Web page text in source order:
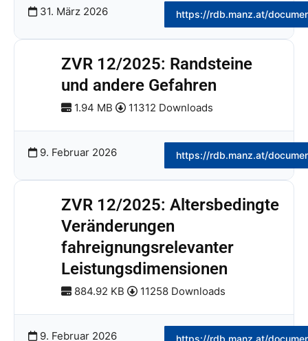
31. März 2026 https://rdb.manz.at/
ZVR 12/2025: Randsteine
und andere Gefahren
1.94 MB 11312 Downloads
9. Februar 2026 https://rdb.manz.at/
ZVR 12/2025: Altersbedingte
Veränderungen
fahreignungsrelevanter
Leistungsdimensionen
884.92 KB 11258 Downloads
9. Februar 2026 https://rdb.manz.at/